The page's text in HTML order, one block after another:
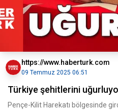
https://www.haberturk.com
09 Temmuz 2025 06:51
Türkiye şehitlerini
Pençe-Kilit Harekatı bölgesinde